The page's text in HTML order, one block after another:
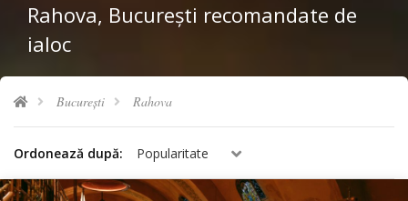
Rahova, București recomandate de
ialoc
București Rahova
Ordonează după: Popularitate